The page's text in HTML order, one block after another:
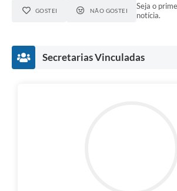
GOSTEI NÃO GOSTEI
Seja o
notícia.
Secretarias Vinculadas